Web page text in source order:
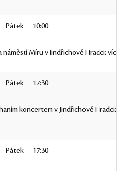
Pátek
10:00
náměstí Míru v Jindřichově Hradci; více
Pátek
17:30
koncertem v Jindřichově Hradci;
Pátek
17:30